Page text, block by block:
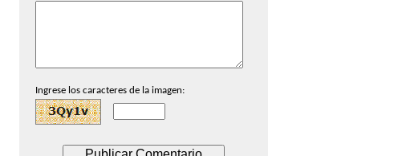
Ingrese los caracteres de la imagen: